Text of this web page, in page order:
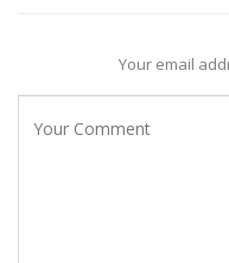
Your email